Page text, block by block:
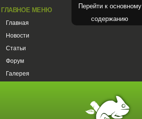
Перейти к основному
содержанию
ГЛАВНОЕ МЕНЮ
Главная
Новости
Статьи
Форум
Галерея